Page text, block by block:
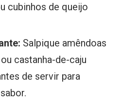
cubinhos de queijo
Salpique amêndoas
castanha-de-caju
de servir para